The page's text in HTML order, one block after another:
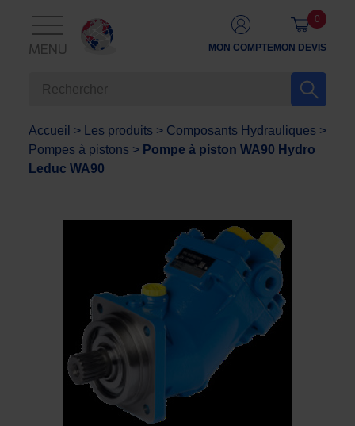
MENU MON COMPTEMON DEVIS
0
Accueil > Les produits > Composants Hydrauliques >
Pompes à pistons > Pompe à piston WA90 Hydro
Leduc WA90